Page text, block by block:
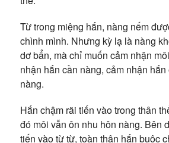
Từ trong miệng hắn, nàng nếm
chình mình. Nhưng kỳ lạ là nàng
dơ bẩn, mà chỉ muốn cảm nhận
nhận hắn cần nàng, cảm nhận hắn
nàng.
Hắn chậm rãi tiến vào trong thân
đó môi vẫn ôn nhu hôn nàng. Bên
tiến vào từ từ, toàn thân hắn buộc